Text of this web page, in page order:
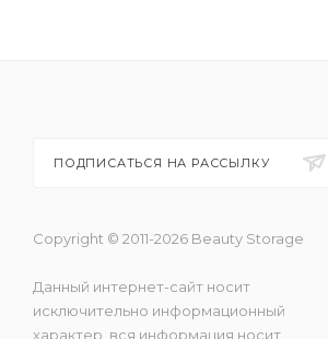
ПОДПИСАТЬСЯ НА РАССЫЛКУ
Copyright © 2011-2026 Beauty Storage
Данный интернет-сайт носит
исключительно информационный
характер, вся информация носит